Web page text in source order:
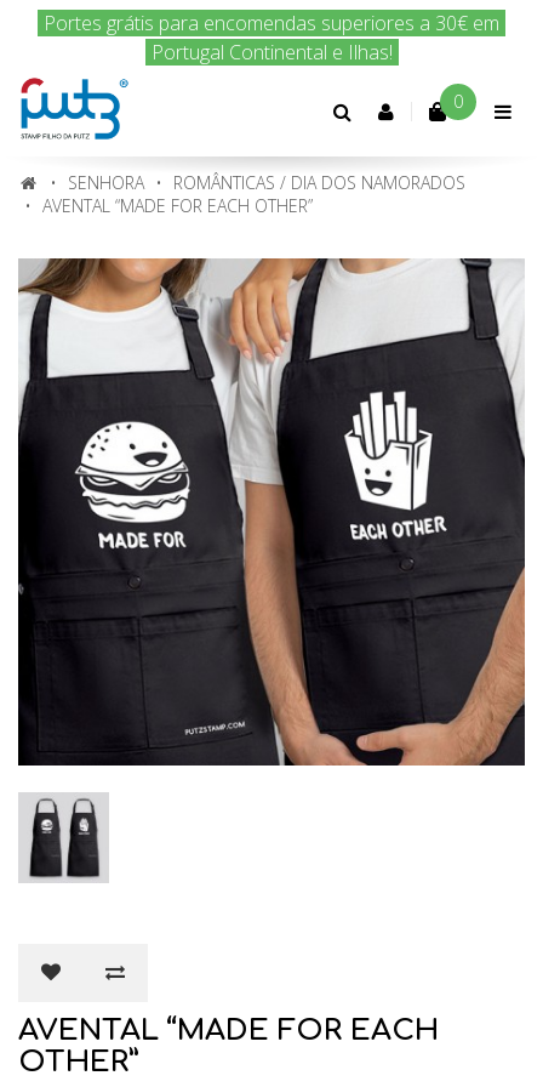
Encomenda hoje e nós enviamos amanhã!
Conta 0
SENHORA
ROMÂNTICAS / DIA DOS NAMORADOS
AVENTAL “MADE FOR EACH OTHER”
AVENTAL “MADE FOR EACH
OTHER”